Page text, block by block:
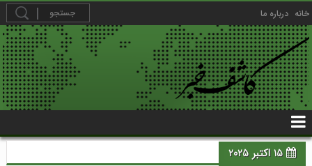
خانه درباره ما
15 اکتبر 2025